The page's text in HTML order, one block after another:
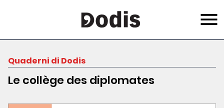
content
Menu
Quaderni di Dodis
Le collège des diplomates